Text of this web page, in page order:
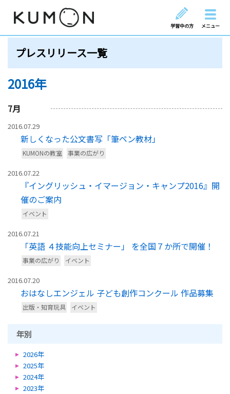
学習中の方 メニュー
プレスリリース一覧
2016年
7月
2016.07.29
新しくなった公文書写「筆ペン教材」
KUMONの教室 事業の広がり
2016.07.22
『イングリッシュ・イマージョン・キャンプ2016』開
催のご案内
イベント
2016.07.21
「英語 ４技能向上セミナー」 を全国７か所で開催！
事業の広がり イベント
2016.07.20
おはなしエンジェル 子ども創作コンクール 作品募集
出版・知育玩具 イベント
年別
2026年
2025年
2024年
2023年